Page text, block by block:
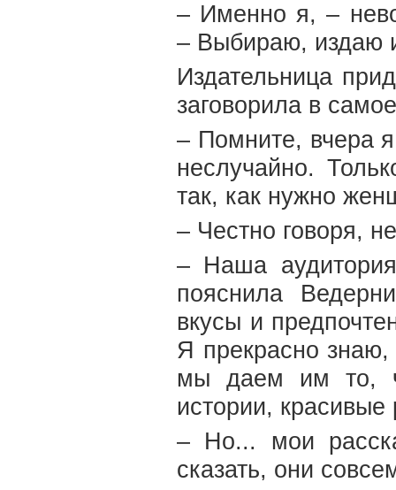
– Именно я, –
– Выбираю, издаю
Издательница
заговорила в
– Помните, вчера
неслучайно.
так, как нужно
– Честно говоря,
– Наша
пояснила
вкусы и
Я прекрасно
мы даем им то,
истории,
– Но... мои
сказать, они